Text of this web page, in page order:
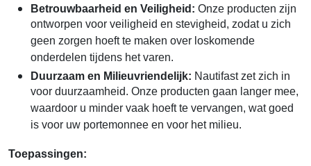
Betrouwbaarheid en Veiligheid: Onze producten zijn
ontworpen voor veiligheid en stevigheid, zodat u zich
geen zorgen hoeft te maken over loskomende
onderdelen tijdens het varen.
Duurzaam en Milieuvriendelijk: Nautifast zet zich in
voor duurzaamheid. Onze producten gaan langer mee,
waardoor u minder vaak hoeft te vervangen, wat goed
is voor uw portemonnee en voor het milieu.
Toepassingen: